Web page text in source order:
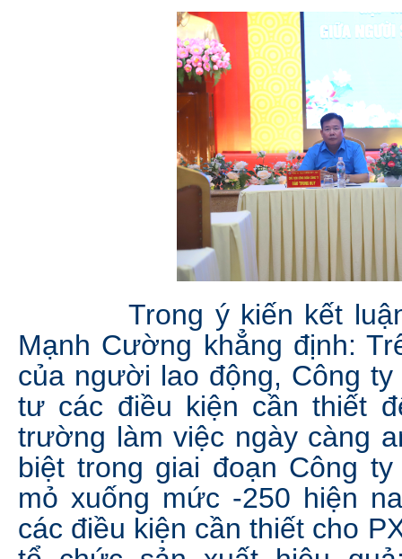
Trong ý kiến kết luận,
Mạnh Cường khẳng định:
của người lao động, Công
tư các điều kiện cần thiết
trường làm việc ngày càng
biệt trong giai đoạn Công
mỏ xuống mức -250 hiện
các điều kiện cần thiết cho